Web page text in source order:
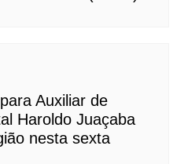
Auxiliar de
Haroldo Juaçaba
nesta sexta